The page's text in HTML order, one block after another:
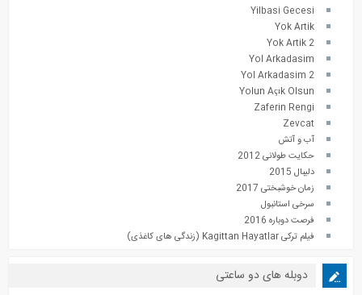
Yilbasi Gecesi
Yok Artik
Yok Artik 2
Yol Arkadasim
Yol Arkadasim 2
Yolun Açık Olsun
Zaferin Rengi
Zevcat
آب و آتش
حکایت طولانی 2012
دلیبال 2015
زمان خوشبختی 2017
سرخی استانبول
فرصت دوباره 2016
فیلم ترکی Kagittan Hayatlar (زندگی های کاغذی)
دوبله های دو ساعتی